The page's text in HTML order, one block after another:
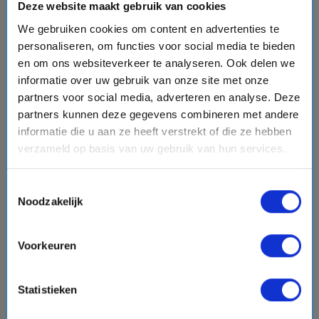
Deze website maakt gebruik van cookies
We gebruiken cookies om content en advertenties te
personaliseren, om functies voor social media te bieden
en om ons websiteverkeer te analyseren. Ook delen we
informatie over uw gebruik van onze site met onze
partners voor social media, adverteren en analyse. Deze
partners kunnen deze gegevens combineren met andere
informatie die u aan ze heeft verstrekt of die ze hebben
verzameld op basis van uw gebruik van hun services.
Noodzakelijk
Voorkeuren
Statistieken
8 daagse Middellandse Zee cruise met de Mein
Schiff 4
Mein Schiff® - TUI Cruises
schedule 8 dagen place